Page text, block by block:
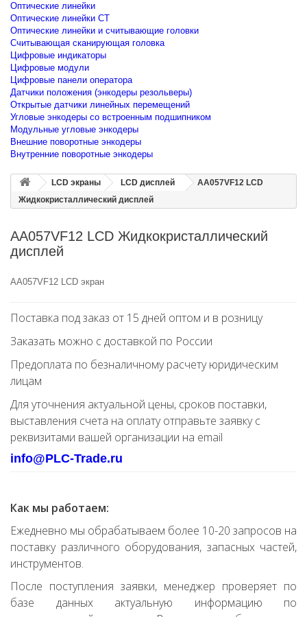
Оптические линейки
Оптические линейки CT
Оптические линейки и считывающие головки
Считывающая сканирующая головка
Цифровые индикаторы
Цифровые модули
Цифровые панели оператора
Датчики положения (энкодеры резольверы)
Открытые датчики линейных перемещений
Угловые энкодеры со встроенным подшипником
Модульные угловые энкодеры
Внешние поворотные энкодеры
Внутренние поворотные энкодеры
LCD экраны LCD дисплей
AA057VF12 LCD
Жидкокристаллический дисплей
AA057VF12 LCD Жидкокристаллический
дисплей
AA057VF12 LCD экран
Поставка под заказ от 15 дней оптом и в розницу
Заказать можно с доставкой по России
Предоплата по безналичному расчету юридическим
лицам
Для уточнения актуальной цены, сроков поставки,
выставления счета на оплату отправьте заявку с
реквизитами вашей организации на email
info@PLC-Trade.ru
Как мы работаем:
Ежедневно мы обрабатываем более 10-20 запросов на
поставку различного оборудования, запасных частей,
инструментов.
После поступления заявки, менеджер проверяет по
базе данных актуальную информацию по